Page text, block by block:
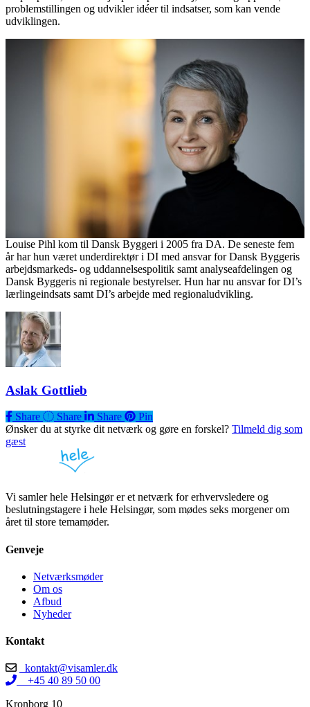
problemstillingen og udvikler idéer til indsatser, som kan vende
udviklingen.
Louise Pihl kom til Dansk Byggeri i 2005 fra DA. De seneste fem
år har hun været underdirektør i DI med ansvar for Dansk Byggeris
arbejdsmarkeds- og uddannelsespolitik samt analyseafdelingen og
Dansk Byggeris ni regionale bestyrelser. Hun har nu ansvar for DI’s
lærlingeindsats samt DI’s arbejde med regionaludvikling.
Aslak Gottlieb
Share
Share Share Share
Pin
Ønsker du at styrke dit netværk og gøre en forskel? Tilmeld dig som
gæst
Vi samler hele Helsingør er et netværk for erhvervsledere og
beslutningstagere i hele Helsingør, som mødes seks morgener om
året til store temamøder.
Genveje
Netværksmøder
Om os
Afbud
Nyheder
Kontakt
kontakt@visamler.dk
+45 40 89 50 00
Kronborg 10